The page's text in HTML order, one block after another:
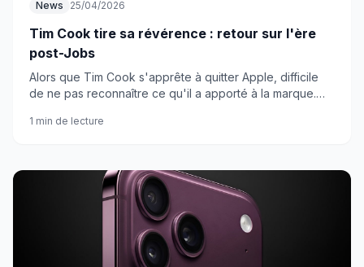
News 25/04/2026
Tim Cook tire sa révérence : retour sur l'ère
post-Jobs
Alors que Tim Cook s'apprête à quitter Apple, difficile
de ne pas reconnaître ce qu'il a apporté à la marque.
ses fruits.
1 min de lecture